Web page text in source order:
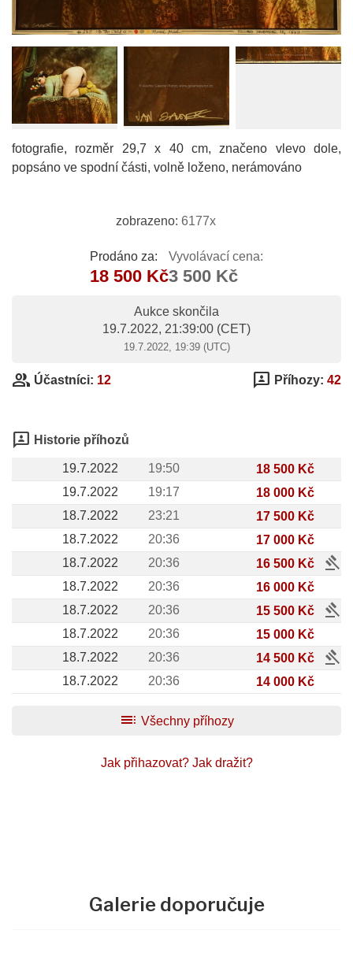
fotografie, rozměr 29,7 x 40 cm, značeno vlevo dole,
popsáno ve spodní části, volně loženo, nerámováno
zobrazeno: 6177x
Prodáno za:
18 500 Kč
Vyvolávací cena:
3 500 Kč
Aukce skončila
19.7.2022, 21:39:00 (CET)
19.7.2022, 19:39 (UTC)
group Účastníci: 12 3p Příhozy: 42
3p Historie příhozů
19.7.2022 19:50
18 500 Kč
19.7.2022
19:17
18 000 Kč
18.7.2022
23:21
17 500 Kč
18.7.2022
20:36
17 000 Kč
18.7.2022
20:36 16 500 Kč gavel
18.7.2022 20:36
16 000 Kč
18.7.2022
20:36 15 500 Kč gavel
18.7.2022 20:36
15 000 Kč
18.7.2022
20:36 14 500 Kč gavel
18.7.2022 20:36 14 000 Kč
toc Všechny příhozy
Jak přihazovat? Jak dražit?
Galerie doporučuje